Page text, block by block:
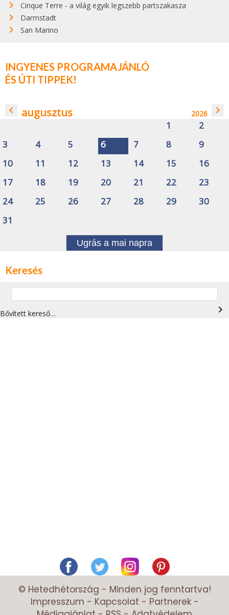
Cinque Terre - a világ egyik legszebb partszakasza
Darmstadt
San Marino
INGYENES PROGRAMAJÁNLÓ
ÉS ÚTI TIPPEK!
navigate_before augusztus 2026 navigate_next
1
2
3
4 5 6 7 8
9
10
11 12 13 14 15
16
17
18 19 20 21 22
23
24
25 26 27 28 29
30
31
Ugrás a mai napra
Keresés
Bővített kereső… navigate_next
© Hetedhétország - Minden jog fenntartva!
Impresszum - Kapcsolat - Partnerek-